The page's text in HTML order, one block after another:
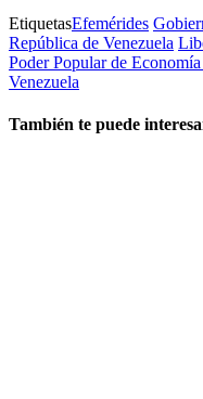
EtiquetasEfemérides
República de Venezuela
Poder Popular de
Venezuela
También te puede